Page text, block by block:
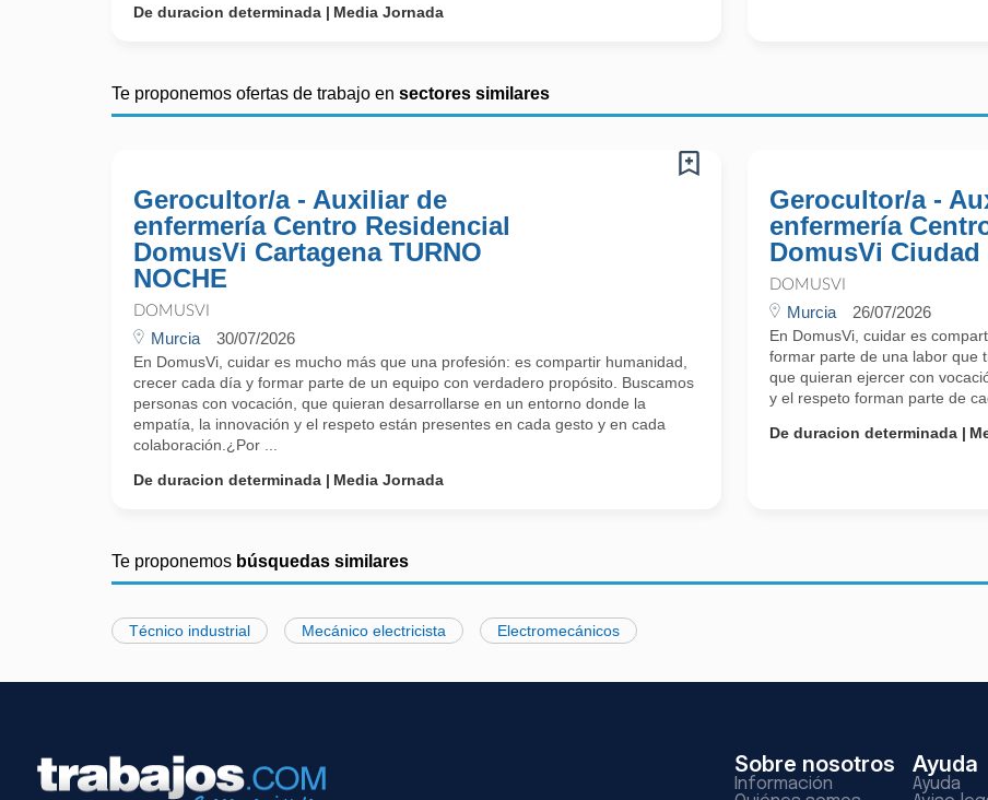
De duracion determinada
Media Jornada
Te proponemos ofertas de trabajo en sectores similares
Gerocultor/a - Auxiliar de
enfermería Centro Residencial
DomusVi Cartagena TURNO
NOCHE
DOMUSVI
Murcia 30/07/2026
En DomusVi, cuidar es mucho más que una profesión: es compartir humanidad,
crecer cada día y formar parte de un equipo con verdadero propósito. Buscamos
personas con vocación, que quieran desarrollarse en un entorno donde la
empatía, la innovación y el respeto están presentes en cada gesto y en cada
colaboración.¿Por ...
De duracion determinada
Media Jornada
Gerocultor/a -
enfermería
DomusVi
DOMUSVI
Murcia 26/07/2026
En DomusVi, cuidar es
formar parte de una labor que
que quieran ejercer con
y el respeto forman parte de
De duracion determinada
Te proponemos búsquedas similares
Técnico industrial Mecánico electricista Electromecánicos
Sobre nosotros
Información
Ayuda
Ayuda